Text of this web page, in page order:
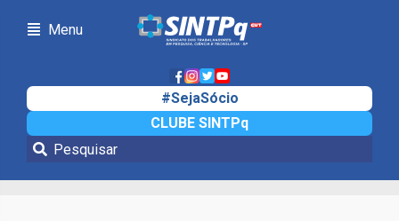
Menu
#SejaSócio
CLUBE SINTPq
Notícias